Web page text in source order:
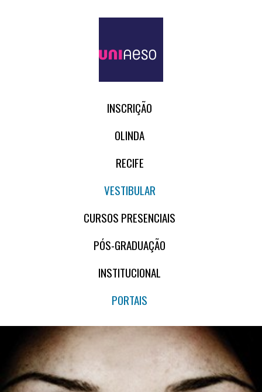
INSCRIÇÃO
OLINDA
RECIFE
VESTIBULAR
CURSOS PRESENCIAIS
PÓS-GRADUAÇÃO
INSTITUCIONAL
PORTAIS